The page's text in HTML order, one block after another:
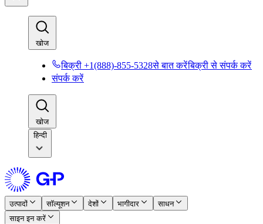
खोज​​
बिक्री +1(888)-855-5328से बात करें​​बिक्री से संपर्क करें​​
संपर्क करें​​
खोज​​
हिन्दी
उत्पादों​​ सॉल्यूशन​​ देशों​​ भागीदार​​
साधन​​
साइन इन करें​​